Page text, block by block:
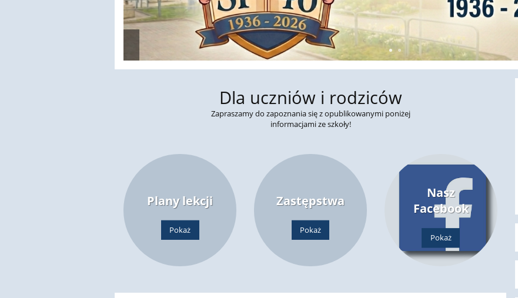
Dla uczniów i rodziców
Zapraszamy do zapoznania się z opublikowanymi poniżej
informacjami ze szkoły!
Plany lekcji
Pokaż
Zastępstwa
Pokaż
Nasz
Facebook
Pokaż